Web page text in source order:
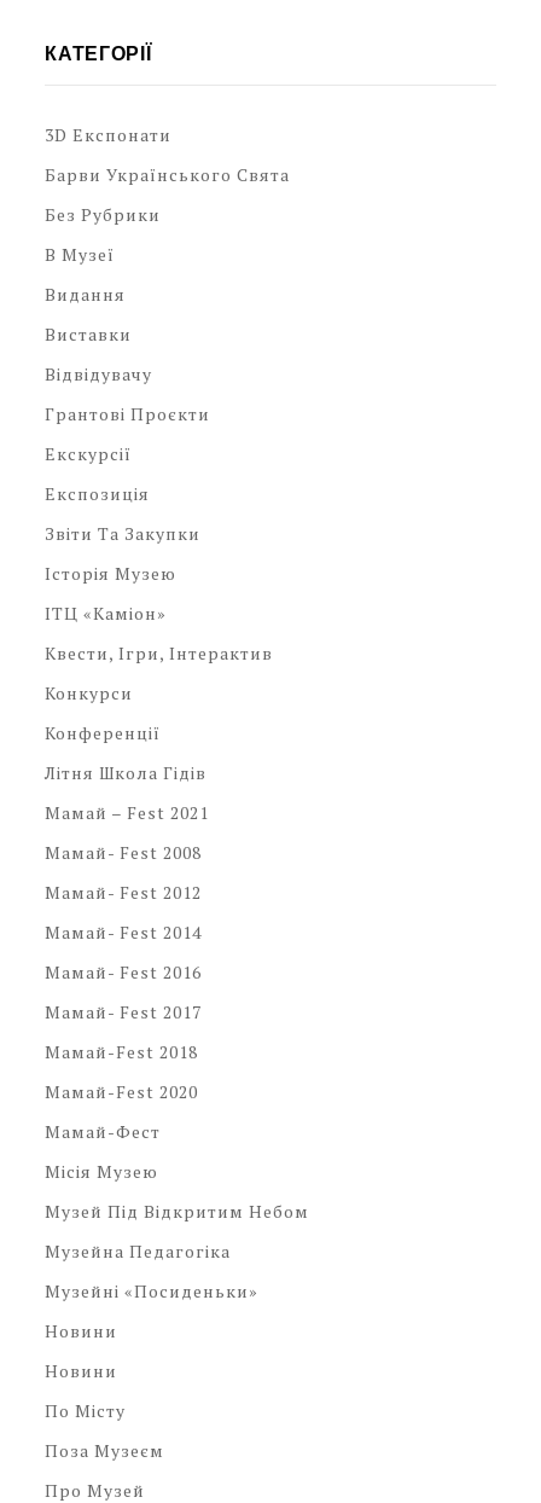
КАТЕГОРІЇ
3D Експонати
Барви Українського Свята
Без Рубрики
В Музеї
Видання
Виставки
Відвідувачу
Грантові Проєкти
Екскурсії
Експозиція
Звіти Та Закупки
Історія Музею
ІТЦ «Каміон»
Квести, Ігри, Інтерактив
Конкурси
Конференції
Літня Школа Гідів
Мамай – Fest 2021
Мамай- Fest 2008
Мамай- Fest 2012
Мамай- Fest 2014
Мамай- Fest 2016
Мамай- Fest 2017
Мамай-Fest 2018
Мамай-Fest 2020
Мамай-Фест
Місія Музею
Музей Під Відкритим Небом
Музейна Педагогіка
Музейні «посиденьки»
Новини
Новини
По Місту
Поза Музеєм
Про Музей